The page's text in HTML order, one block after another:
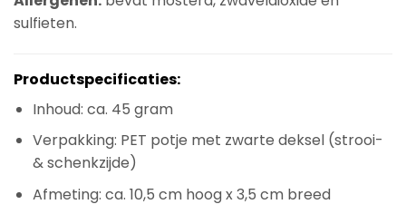
sulfieten.
Productspecificaties:
Inhoud: ca. 45 gram
Verpakking: PET potje met zwarte deksel (strooi-
& schenkzijde)
Afmeting: ca. 10,5 cm hoog x 3,5 cm breed